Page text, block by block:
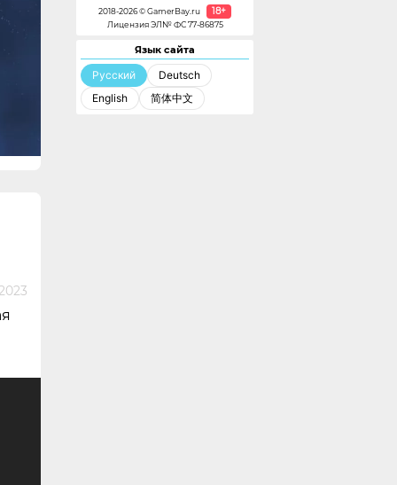
2018-2026 © GamerBay.ru 18+
Лицензия ЭЛ№ ФС 77-86875
Язык сайта
Русский
Deutsch
English
简体中文